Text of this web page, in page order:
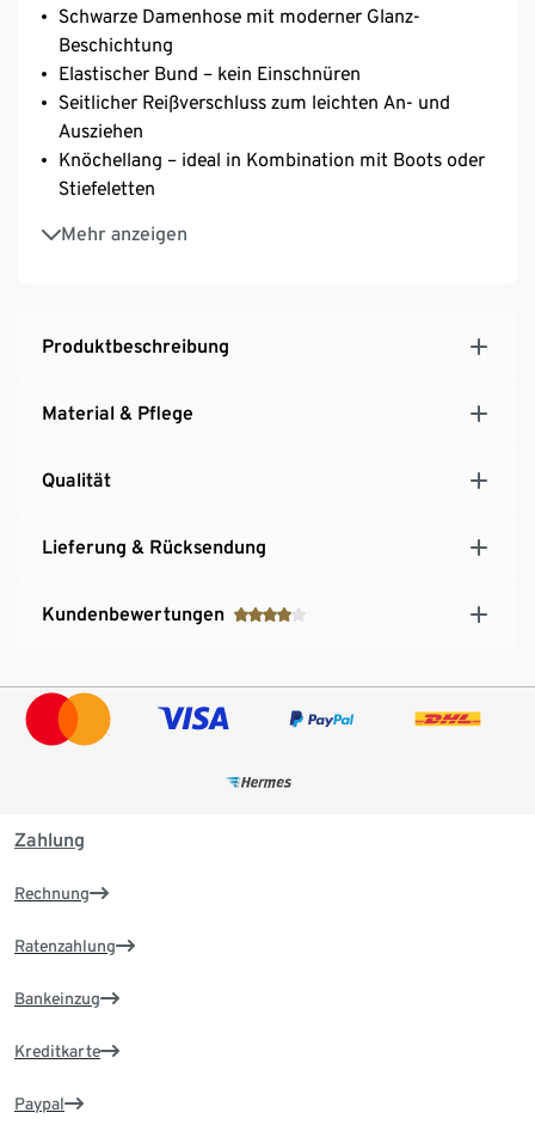
Schwarze Damenhose mit moderner Glanz-
Beschichtung
Elastischer Bund – kein Einschnüren
Seitlicher Reißverschluss zum leichten An- und
Ausziehen
Knöchellang – ideal in Kombination mit Boots oder
Stiefeletten
Mehr anzeigen
Schmales Bein
Mit Elasthan: formbeständig, perfekter Sitz, hoher
Produktbeschreibung
Material & Pflege
Qualität
Lieferung & Rücksendung
Kundenbewertungen
Zahlung
Rechnung
Ratenzahlung
Bankeinzug
Kreditkarte
Paypal